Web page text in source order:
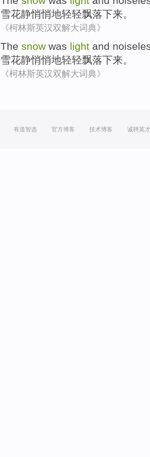
雪花静悄悄地轻轻飘落下来。
《柯林斯英汉双解大词典》
The snow was light and
雪花静悄悄地轻轻飘落下来。
《柯林斯英汉双解大词典》
有道智选 官方博客 技术博客 诚聘英才